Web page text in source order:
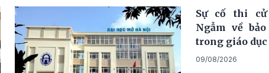
Sự cố thi cử
Ngẫm về
trong giáo dục
09/08/2026